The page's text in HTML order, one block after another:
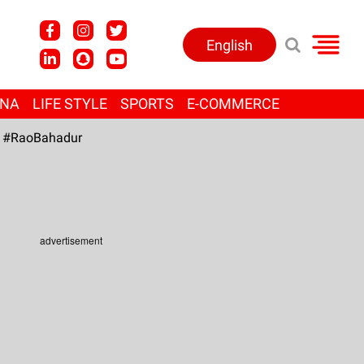
English
LIFE STYLE SPORTS E-COMMERCE
#RaoBahadur
advertisement